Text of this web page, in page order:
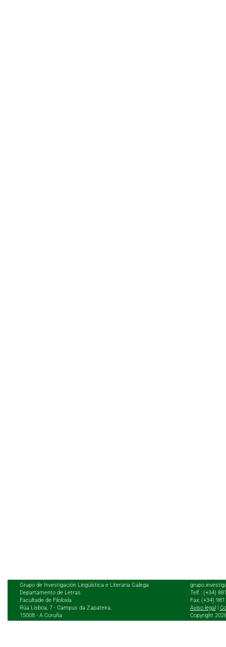
Grupo de Investigación Lingüística e Literaria Galega
Departamento de Letras.
Facultade de Filoloxía
Rúa Lisboa, 7 - Campus da Zapateira,
15008 - A Coruña
Telf.: (+34)
Fax: (+34)
Aviso legal
Copyright